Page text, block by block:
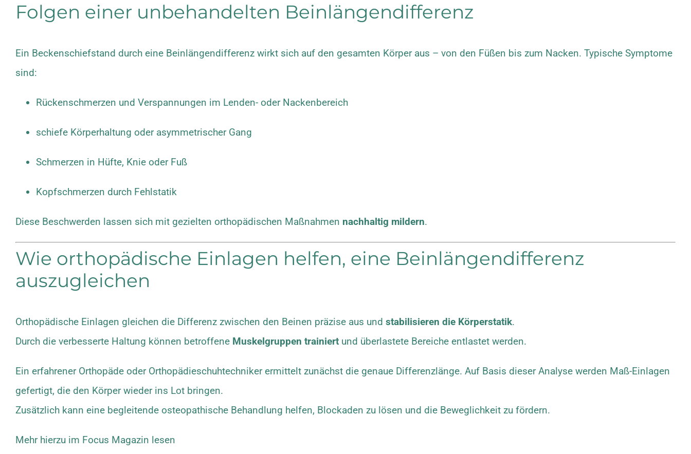
Folgen einer unbehandelten Beinlängendifferenz
Ein Beckenschiefstand durch eine Beinlängendifferenz wirkt sich auf den gesamten Körper aus – von den Füßen bis zum Nacken. Typische Symptome
sind:
Rückenschmerzen und Verspannungen im Lenden- oder Nackenbereich
schiefe Körperhaltung oder asymmetrischer Gang
Schmerzen in Hüfte, Knie oder Fuß
Kopfschmerzen durch Fehlstatik
Diese Beschwerden lassen sich mit gezielten orthopädischen Maßnahmen nachhaltig mildern.
Wie orthopädische Einlagen helfen, eine Beinlängendifferenz
auszugleichen
Orthopädische Einlagen gleichen die Differenz zwischen den Beinen präzise aus und stabilisieren die Körperstatik.
Durch die verbesserte Haltung können betroffene Muskelgruppen trainiert und überlastete Bereiche entlastet werden.
Ein erfahrener Orthopäde oder Orthopädieschuhtechniker ermittelt zunächst die genaue Differenzlänge. Auf Basis dieser Analyse werden Maß-Einlagen
gefertigt, die den Körper wieder ins Lot bringen.
Zusätzlich kann eine begleitende osteopathische Behandlung helfen, Blockaden zu lösen und die Beweglichkeit zu fördern.
Mehr hierzu im Focus Magazin lesen